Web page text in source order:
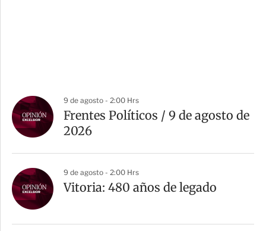
9 de agosto - 2:00 Hrs
Frentes Políticos / 9 de agosto de
2026
9 de agosto - 2:00 Hrs
Vitoria: 480 años de legado